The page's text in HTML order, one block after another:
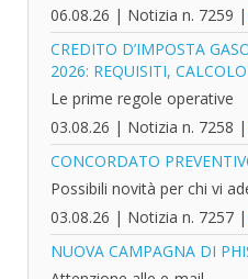
06.08.26 | Notizia n. 7259 |
CREDITO D’IMPOSTA
2026: REQUISITI,
Le prime regole operative
03.08.26 | Notizia n. 7258 |
CONCORDATO
Possibili novità per chi vi
03.08.26 | Notizia n. 7257 |
NUOVA CAMPAGNA DI